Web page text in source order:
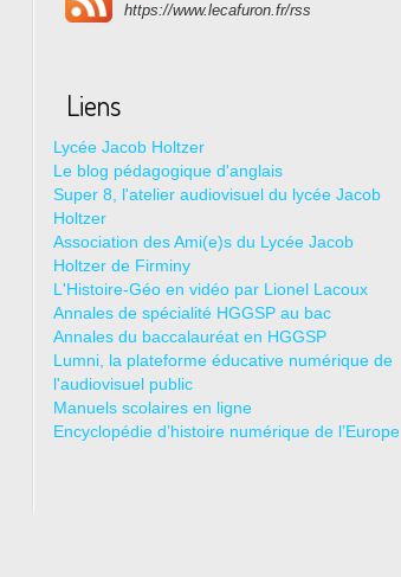
https://www.lecafuron.fr/rss
Liens
Lycée Jacob Holtzer
Le blog pédagogique d'anglais
Super 8, l'atelier audiovisuel du lycée Jacob
Holtzer
Association des Ami(e)s du Lycée Jacob
Holtzer de Firminy
L'Histoire-Géo en vidéo par Lionel Lacoux
Annales de spécialité HGGSP au bac
Annales du baccalauréat en HGGSP
Lumni, la plateforme éducative numérique de
l'audiovisuel public
Manuels scolaires en ligne
Encyclopédie d’histoire numérique de l’Europe